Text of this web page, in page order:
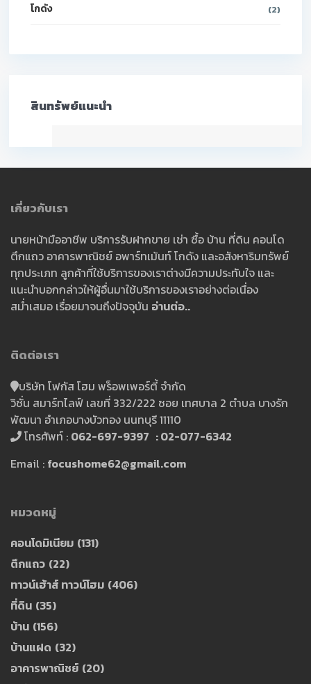
โกดัง (2)
สินทรัพย์แนะนำ
เกี่ยวกับเรา
นายหน้ามืออาชีพ บริการรับฝากขาย เช่า ซื้อ บ้าน ที่ดิน คอนโด
ตึกแถว อาคารพาณิชย์ อพาร์ทเม้นท์ โกดัง และอสังหาริมทรัพย์
ทุกประเภท ลูกค้าที่ใช้บริการของเราต่างมีความประทับใจ และ
แนะนำบอกกล่าวให้ผู้อื่นมาใช้บริการของเราอย่างต่อเนื่อง
สม่ำเสมอ เรื่อยมาจนถึงปัจจุบัน อ่านต่อ..
ติดต่อเรา
บริษัท โฟกัส โฮม พร็อพเพอร์ตี้ จำกัด
วิชั่น สมาร์ทไลฟ์ เลขที่ 332/222 ซอย เทศบาล 2 ตำบล บางรัก
พัฒนา อำเภอบางบัวทอง นนทบุรี 11110
โทรศัพท์ : 062-697-9397 : 02-077-6342
Email : focushome62@gmail.com
หมวดหมู่
คอนโดมิเนียม (131)
ตึกแถว (22)
ทาวน์เฮ้าส์ ทาวน์โฮม (406)
ที่ดิน (35)
บ้าน (156)
บ้านแฝด (32)
อาคารพาณิชย์ (20)